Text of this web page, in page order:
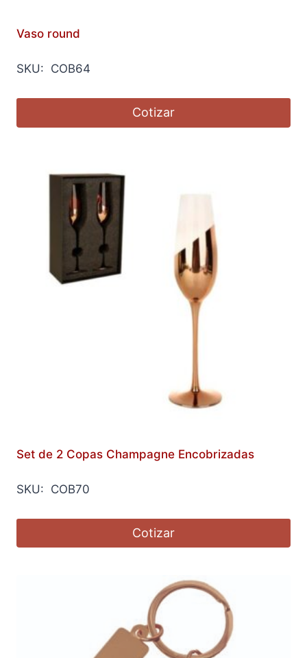
Vaso round
SKU: COB64
Cotizar
Set de 2 Copas Champagne Encobrizadas
SKU: COB70
Cotizar